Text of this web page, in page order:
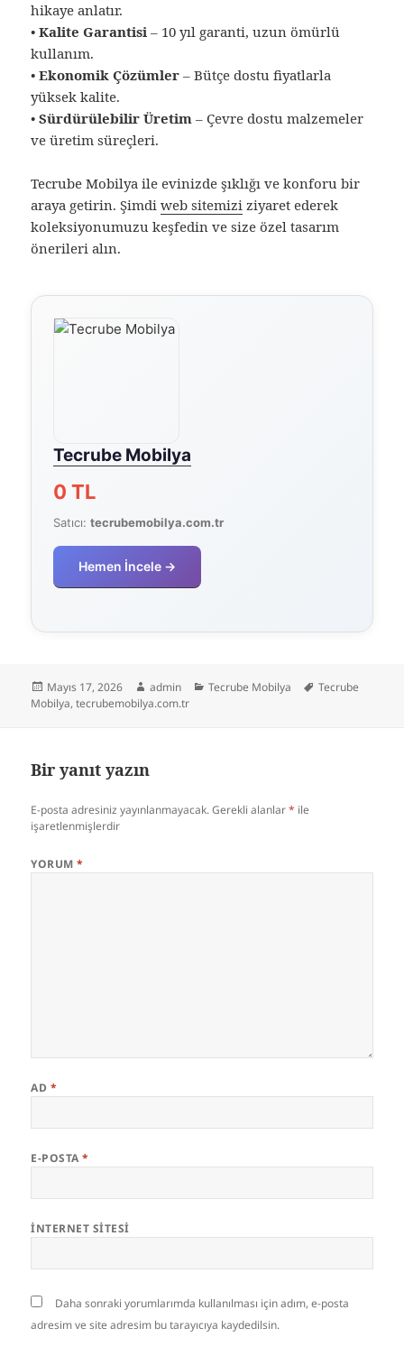
hikaye anlatır.
•Kalite Garantisi – 10 yıl garanti, uzun ömürlü
kullanım.
•Ekonomik Çözümler – Bütçe dostu fiyatlarla
yüksek kalite.
•Sürdürülebilir Üretim – Çevre dostu malzemeler
ve üretim süreçleri.
Tecrube Mobilya ile evinizde şıklığı ve konforu bir
araya getirin. Şimdiweb sitemizi ziyaret ederek
koleksiyonumuzu keşfedin ve size özel tasarım
önerileri alın.
Tecrube Mobilya
0 TL
Satıcı:tecrubemobilya.com.tr
Hemen İncele →
Yayın
tarihi
Mayıs 17, 2026 Yazar
admin Kategoriler
Tecrube Mobilya Etiketler
Tecrube
Mobilya,tecrubemobilya.com.tr
Bir yanıt yazın
E-posta adresiniz yayınlanmayacak. Gerekli alanlar* ile
işaretlenmişlerdir
YORUM*
AD *
E-POSTA*
İNTERNET SITESI
Daha sonraki yorumlarımda kullanılması için adım, e-posta
adresim ve site adresim bu tarayıcıya kaydedilsin.